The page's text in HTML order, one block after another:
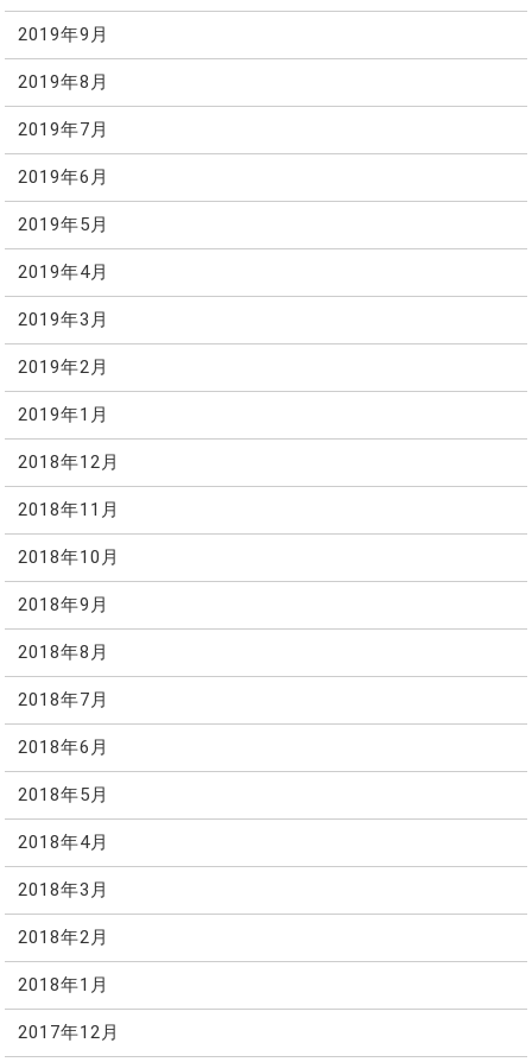
2019年9月
2019年8月
2019年7月
2019年6月
2019年5月
2019年4月
2019年3月
2019年2月
2019年1月
2018年12月
2018年11月
2018年10月
2018年9月
2018年8月
2018年7月
2018年6月
2018年5月
2018年4月
2018年3月
2018年2月
2018年1月
2017年12月